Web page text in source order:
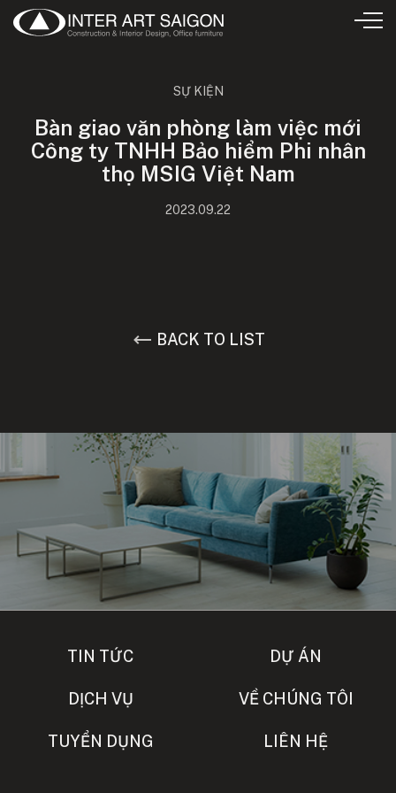
SỰ KIỆN
Bàn giao văn phòng làm việc mới
Công ty TNHH Bảo hiểm Phi nhân
thọ MSIG Việt Nam
2023.09.22
BACK TO LIST
TIN TỨC DỰ ÁN
DỊCH VỤ VỀ CHÚNG TÔI
TUYỂN DỤNG LIÊN HỆ